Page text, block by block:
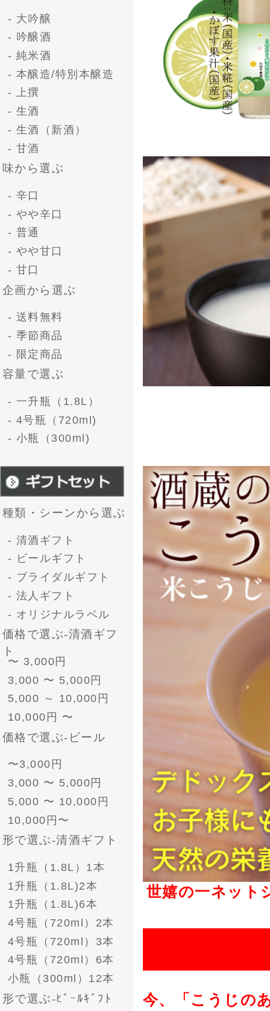
- 限定商品
容量で選ぶ
- 一升瓶（1.8L）
- 4号瓶（720ml)
種類・シーンから選ぶ
- 清酒ギフト
- ビールギフト
- ブライダルギフト
- オリジナルラベル
価格で選ぶ-清酒ギフ
〜 3,000円
3,000 〜 5,000円
5,000 ～ 10,000円
価格で選ぶ-ビール
〜3,000円
3,000 〜 5,000円
10,000円〜
形で選ぶ-清酒ギフト
1升瓶（1.8L）1本
1升瓶（1.8L)2本
1升瓶（1.8L)6本
4号瓶（720ml）3本
4号瓶（720ml）6本
形で選ぶ-ﾋﾞｰﾙｷﾞﾌﾄ
330ml 4本
330ml 6本
330ml 12本
330ml 24本
ﾋﾞｰﾙとｿｰｾｰｼﾞ
330ml 4本
330ml 6本
330ml 8本
330ml 12本
ﾋﾞｰﾙとｿｰｾｰｼﾞ
- 酒粕漬けセット
- その他食べ物
- 帆布商品
- グラス＆ジョッキ＆
お猪口
- その他雑貨
ご注文方法
お支払い方法
今、「こうじのあまざけ
1.ノンアルコール
小さなお子様や妊婦さんにも安心!
2.お砂糖不使用
米麹でつくられたブドウ糖の天然の甘
自然の味わいをそのままで身体にやさ
も